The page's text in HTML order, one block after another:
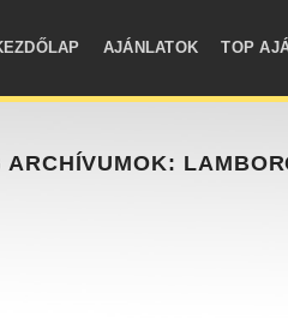
AJÁNLATOK TOP
ARCHÍVUMOK: